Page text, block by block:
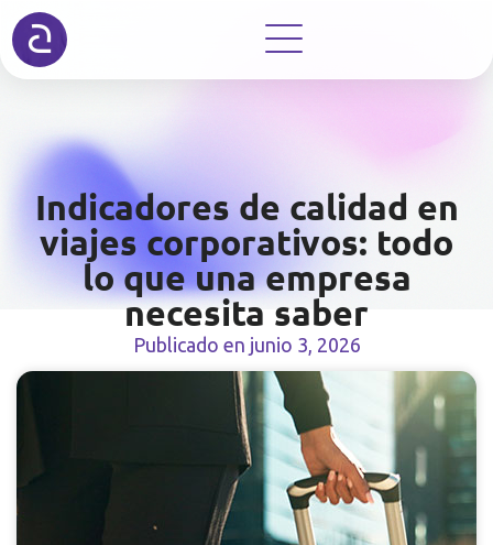
Indicadores de calidad en
viajes corporativos: todo
lo que una empresa
necesita saber
Publicado en junio 3, 2026